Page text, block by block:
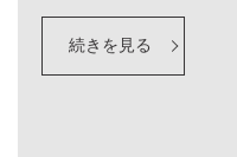
続きを見る